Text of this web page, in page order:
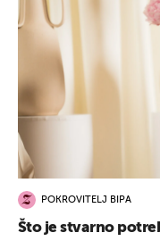
POKROVITELJ BIPA
Što je stvarno